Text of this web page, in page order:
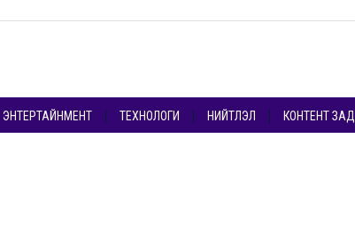
ЭНТЕРТАЙНМЕНТ ТЕХНОЛОГИ НИЙТЛЭЛ КОНТЕНТ